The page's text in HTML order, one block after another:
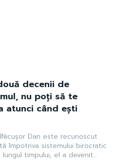
decenii de
nu poți să te
atunci când ești
Dan este recunoscut
împotriva sistemului birocratic
timpului, el a devenit...